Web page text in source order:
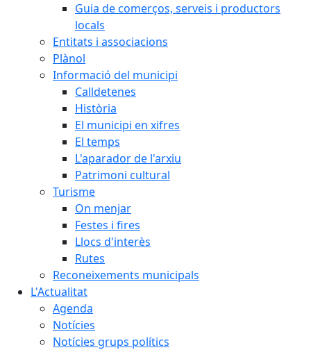
Guia de comerços, serveis i productors
locals
Entitats i associacions
Plànol
Informació del municipi
Calldetenes
Història
El municipi en xifres
El temps
L'aparador de l'arxiu
Patrimoni cultural
Turisme
On menjar
Festes i fires
Llocs d'interès
Rutes
Reconeixements municipals
L'Actualitat
Agenda
Notícies
Notícies grups polítics